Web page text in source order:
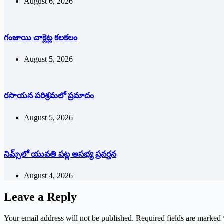
గంజాయి చాక్లెట్ల కలకలం
August 5, 2026
రసాయన పరిశ్రమలో ప్రమాదం
August 5, 2026
నిమ్స్‌లో యువతి పట్ల అసభ్య ప్రవర్తన
August 4, 2026
Leave a Reply
Your email address will not be published. Required fields are marked